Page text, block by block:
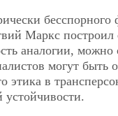
Маркс
аналогии, можно
могут
этика в
устойчивости.